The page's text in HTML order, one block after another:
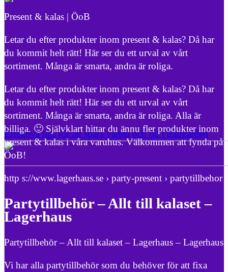
Effektiva tips för att spara vatten och tid i trädgården
Present & kalas | ÖoB
Letar du efter produkter inom present & kalas? Då har
du kommit helt rätt! Här ser du ett urval av vårt
sortiment. Många är smarta, andra är roliga.
Letar du efter produkter inom present & kalas? Då har
du kommit helt rätt! Här ser du ett urval av vårt
sortiment. Många är smarta, andra är roliga. Alla är
billiga. 🙂 Självklart hittar du ännu fler produkter inom
present & kalas i våra varuhus. Välkommen att fynda på
ÖoB!
http s://www.lagerhaus.se › party-present › partytillbehor
Partytillbehör – Allt till kalaset –
Lagerhaus
Partytillbehör – Allt till kalaset – Lagerhaus – Lagerhaus
Vi har alla partytillbehör som du behöver för att fixa